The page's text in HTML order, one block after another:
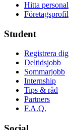
Hitta personal
Företagsprofil
Student
Registrera dig
Deltidsjobb
Sommarjobb
Internship
Tips & råd
Partners
F.A.Q.